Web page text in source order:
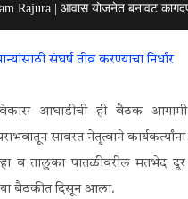
Rajura | आवास योजनेत बनावट
संघर्ष तीव्र करण्याचा निर्धार
आघाडीची ही बैठक आगामी
सावरत नेतृत्वाने
व तालुका पातळीवरील मतभेद
या बैठकीत दिसून आला.